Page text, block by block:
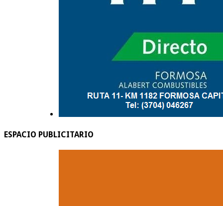
ESPACIO PUBLICITARIO